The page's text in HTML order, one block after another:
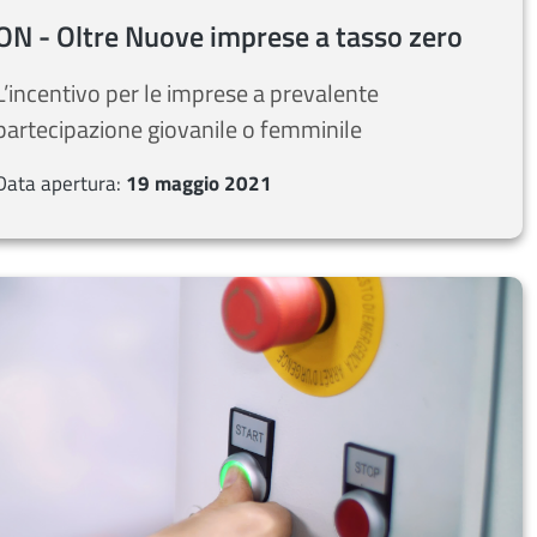
- Oltre Nuove imprese a tasso zero
per le imprese a prevalente
giovanile o femminile
apertura: 19 maggio 2021